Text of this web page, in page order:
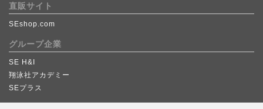
直販サイト
SEshop.com
グループ企業
SE H&I
翔泳社アカデミー
SEプラス